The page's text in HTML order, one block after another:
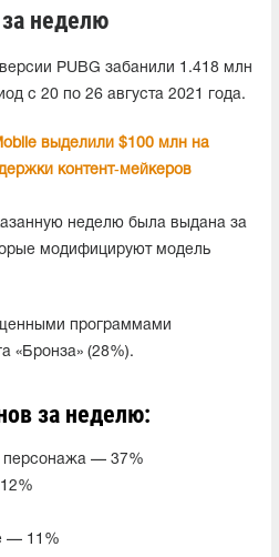
неделю
PUBG забанили 1.418 млн
с 20 по 26 августа 2021 года.
выделили $100 млн на
контент‑мейкеров
неделю была выдана за
модифицируют модель
программами
«Бронза» (28%).
за неделю:
персонажа — 37%
— 11%